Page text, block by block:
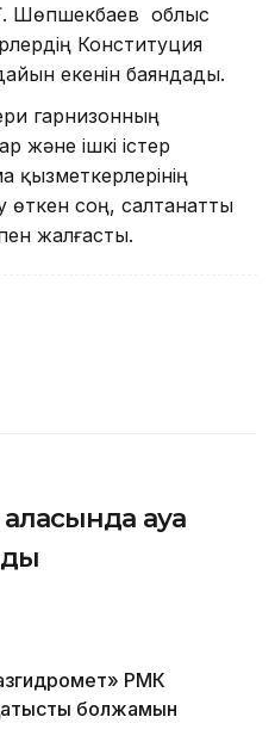
Шөпшекбаев облыс
Конституция
екенін баяндады.
гарнизонның
және ішкі істер
қызметкерлерінің
соң, салтанатты
жалғасты.
қаласында ауа
РМК
болжамын